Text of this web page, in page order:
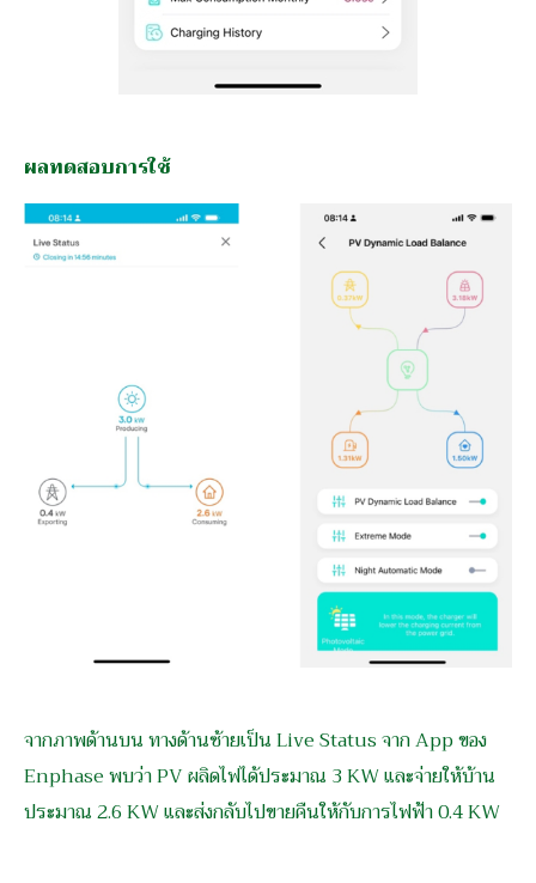
ผลทดสอบการใช้
จากภาพด้านบน ทางด้านซ้ายเป็น Live Status จาก App ของ
Enphase พบว่า PV ผลิดไฟได้ประมาณ 3 KW และจ่ายให้บ้าน
ประมาณ 2.6 KW และส่งกลับไปขายคืนให้กับการไฟฟ้า 0.4 KW